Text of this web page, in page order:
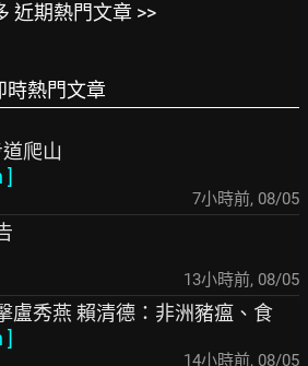
近期熱門文章 >>
時熱門文章
爬山
]
7小時前, 08/05
13小時前, 08/05
盧秀燕 賴清德：非洲豬瘟、食
]
14小時前, 08/05